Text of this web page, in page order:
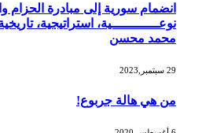
انضمام سورية إلى مبادرة الحزام
نوعــــــــــــية، استراتيجية،
محمد محسن
29 سبتمبر,2023
من هي هالة جربوع!